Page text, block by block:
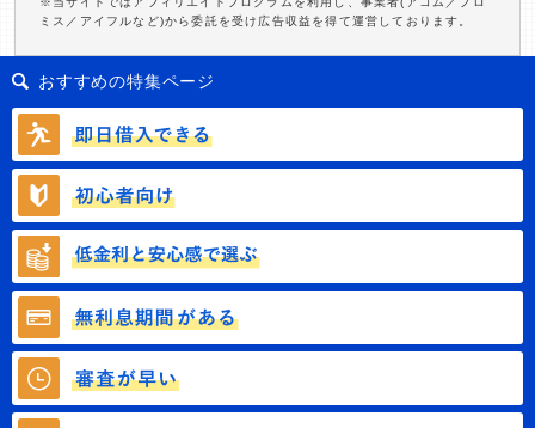
ミス／アイフルなど)から委託を受け広告収益を得て運営しております。
おすすめの特集ページ